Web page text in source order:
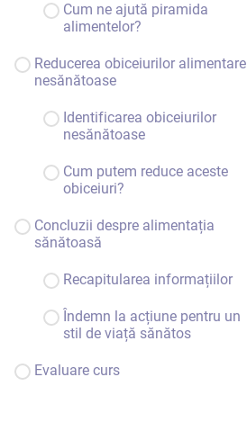
Cum ne ajută piramida
alimentelor?
Reducerea obiceiurilor alimentare
nesănătoase
Identificarea obiceiurilor
nesănătoase
Cum putem reduce aceste
obiceiuri?
Concluzii despre alimentația
sănătoasă
Recapitularea informațiilor
Îndemn la acțiune pentru un
stil de viață sănătos
Evaluare curs
Bine ai venit.